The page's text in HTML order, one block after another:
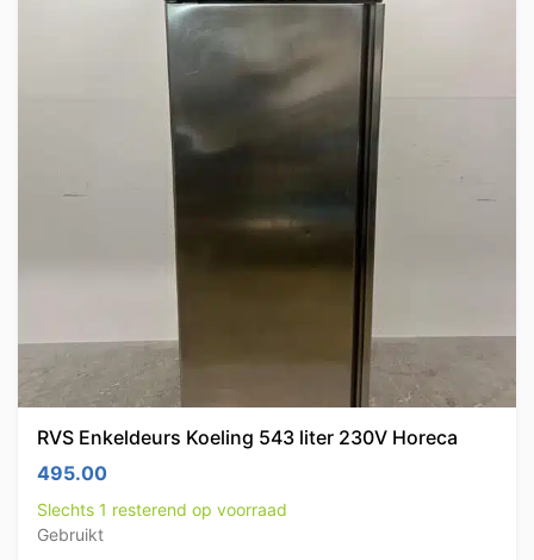
RVS Enkeldeurs Koeling 543 liter 230V Horeca
495.00
Slechts 1 resterend op voorraad
Gebruikt